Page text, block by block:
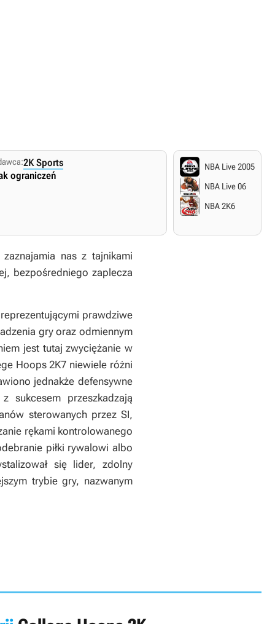
2K Sports
ograniczeń
NBA Live 2005
NBA Live 06
NBA 2K6
nas z tajnikami
bezpośredniego zaplecza
prawdziwe
gry oraz odmiennym
jest tutaj zwyciężanie w
Hoops 2K7 niewiele różni
jednakże defensywne
sukcesem przeszkadzają
sterowanych przez SI,
rękami kontrolowanego
piłki rywalowi albo
się lider, zdolny
trybie gry, nazwanym